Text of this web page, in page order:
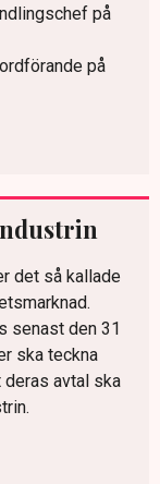
på
på
det så kallade
senast den 31
ska teckna
avtal ska